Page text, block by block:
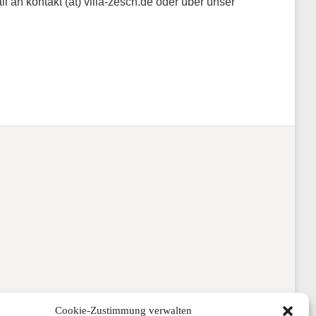
Cookie-Zustimmung verwalten